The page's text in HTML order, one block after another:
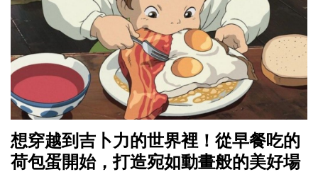
想穿越到吉卜力的世界裡！從早餐吃的
荷包蛋開始，打造宛如動畫般的美好場